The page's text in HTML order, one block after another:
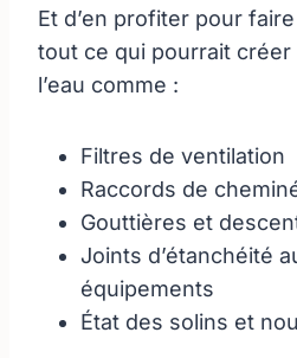
Et d’en profiter pour
tout ce qui pourrait créer
l’eau comme :
Filtres de ventilation
Raccords de
Gouttières et
Joints d’étanchéité
équipements
État des solins et